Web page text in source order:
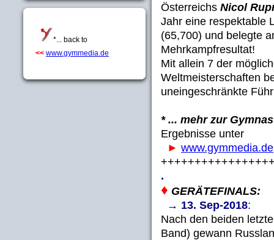
*... back to
<< www.gymmedia.de
Österreichs Nicol
Jahr eine respektable
(65,700) und belegte
Mehrkampfresultat!
Mit allein 7 der
Weltmeisterschaften
uneingeschränkte
* ... mehr zur
Ergebnisse unter
► www.gymmedia.de
.
♦ GERÄTEFINALS:
→ 13. Sep-2018:
Nach den beiden
Band) gewann